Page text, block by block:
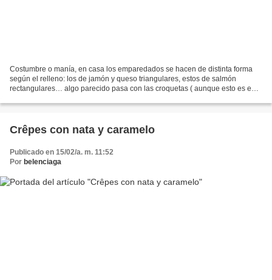
Costumbre o manía, en casa los emparedados se hacen de distinta forma
según el relleno: los de jamón y queso triangulares, estos de salmón
rectangulares… algo parecido pasa con las croquetas ( aunque esto es en
Crêpes con nata y caramelo
Publicado en 15/02/a. m. 11:52
Por belenciaga